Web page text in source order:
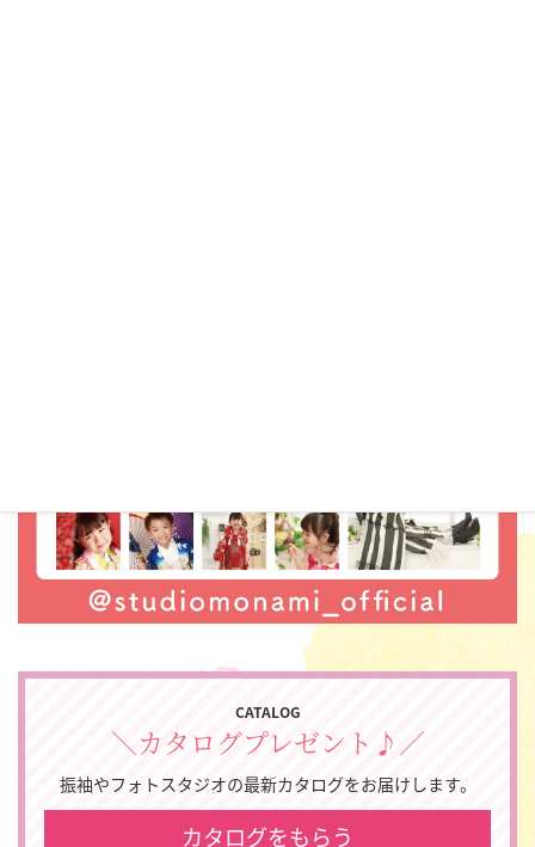
CATALOG
＼カタログプレゼント♪／
振袖やフォトスタジオの最新カタログをお届けします。
カタログをもらう